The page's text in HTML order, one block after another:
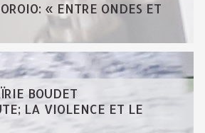
« ENTRE ONDES ET
BOUDET
LA VIOLENCE ET LE